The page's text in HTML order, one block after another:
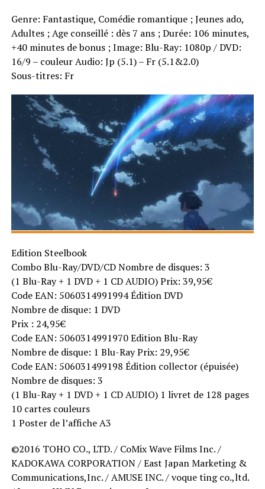
Genre: Fantastique, Comédie romantique ; Jeunes ado,
Adultes ; Age conseillé : dès 7 ans ; Durée: 106 minutes,
+40 minutes de bonus ; Image: Blu-Ray: 1080p / DVD:
16/9 – couleur Audio: Jp (5.1) – Fr (5.1&2.0)
Sous-titres: Fr
Edition Steelbook
Combo Blu-Ray/DVD/CD Nombre de disques: 3
(1 Blu-Ray + 1 DVD + 1 CD AUDIO) Prix: 39,95€
Code EAN: 5060314991994 Édition DVD
Nombre de disque: 1 DVD
Prix : 24,95€
Code EAN: 5060314991970 Edition Blu-Ray
Nombre de disque: 1 Blu-Ray Prix: 29,95€
Code EAN: 506031499198 Édition collector (épuisée)
Nombre de disques: 3
(1 Blu-Ray + 1 DVD + 1 CD AUDIO) 1 livret de 128 pages
10 cartes couleurs
1 Poster de l’affiche A3
©2016 TOHO CO., LTD. / CoMix Wave Films Inc. /
KADOKAWA CORPORATION / East Japan Marketing &
Communications,Inc. / AMUSE INC. / voque ting co.,ltd.